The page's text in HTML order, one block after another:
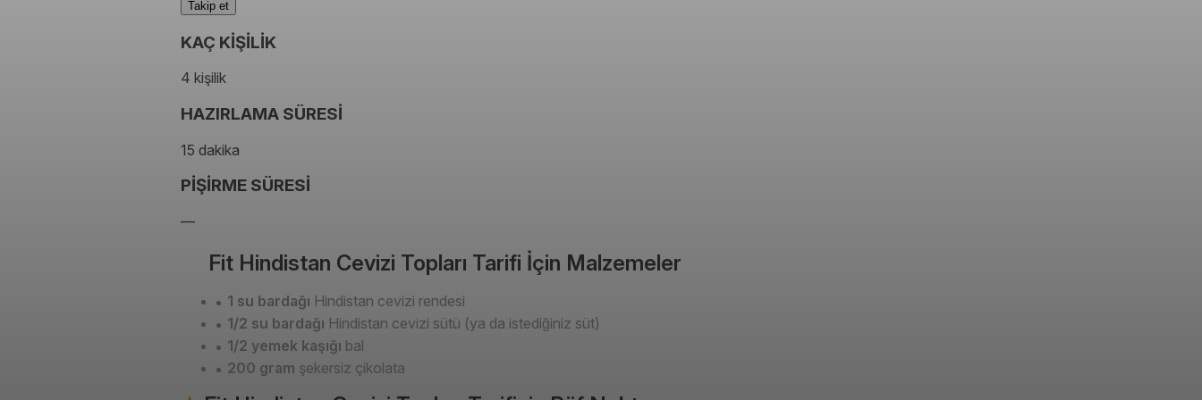
Takip et
KAÇ KİŞİLİK
4 kişilik
HAZIRLAMA SÜRESİ
15 dakika
PİŞİRME SÜRESİ
—
Fit Hindistan Cevizi Topları Tarifi İçin Malzemeler
1 su bardağı Hindistan cevizi rendesi
1/2 su bardağı Hindistan cevizi sütü (ya da istediğiniz süt)
1/2 yemek kaşığı bal
200 gram şekersiz çikolata